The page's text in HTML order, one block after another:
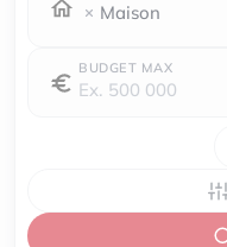
Maison
BUDGET MAX